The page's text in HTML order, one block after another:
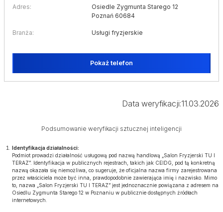
Adres:
Osiedle Zygmunta Starego 12
Poznań 60684
Branża: Usługi fryzjerskie
Pokaż telefon
Data weryfikacji:11.03.2026
Podsumowanie weryfikacji sztucznej inteligencji
Identyfikacja działalności:
Podmiot prowadzi działalność usługową pod nazwą handlową „Salon Fryzjerski TU I
TERAZ”. Identyfikacja w publicznych rejestrach, takich jak CEIDG, pod tą konkretną
nazwą okazała się niemożliwa, co sugeruje, że oficjalna nazwa firmy zarejestrowana
przez właściciela może być inna, prawdopodobnie zawierająca imię i nazwisko. Mimo
to, nazwa „Salon Fryzjerski TU I TERAZ” jest jednoznacznie powiązana z adresem na
Osiedlu Zygmunta Starego 12 w Poznaniu w publicznie dostępnych źródłach
internetowych.